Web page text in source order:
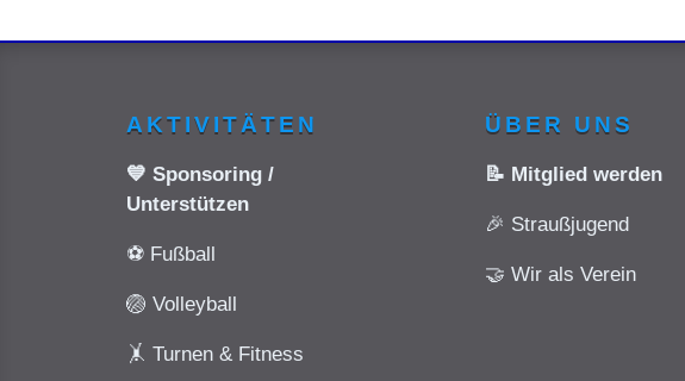
AKTIVITÄTEN
💙 Sponsoring /
Unterstützen
⚽ Fußball
🏐 Volleyball
🤸 Turnen & Fitness
ÜBER UNS
📝 Mitglied werden
🎉 Straußjugend
🤝 Wir als Verein